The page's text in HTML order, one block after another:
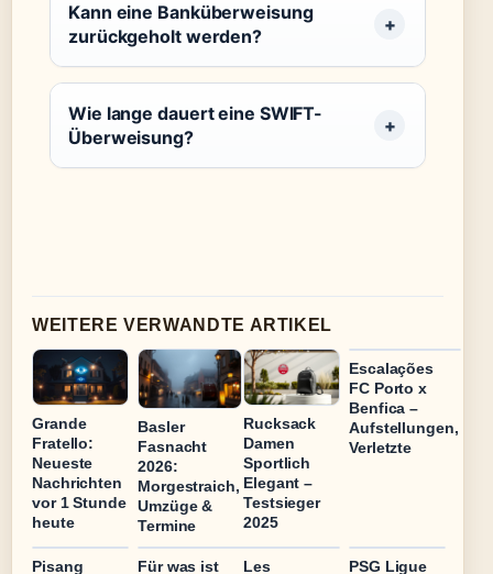
Kann eine Banküberweisung
zurückgeholt werden?
Wie lange dauert eine SWIFT-
Überweisung?
WEITERE VERWANDTE ARTIKEL
Grande
Fratello:
Neueste
Nachrichten
vor 1 Stunde
heute
Basler
Fasnacht
2026:
Morgestraich,
Umzüge &
Termine
Rucksack
Damen
Sportlich
Elegant –
Testsieger
2025
Escalações
FC Porto x
Benfica –
Aufstellungen,
Verletzte
Pisang
Für was ist
Les
PSG Ligue